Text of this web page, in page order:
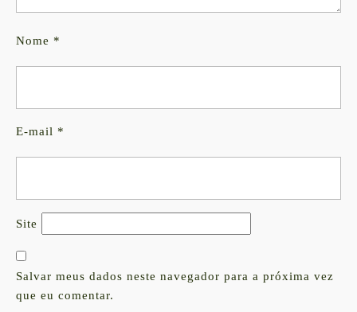
Nome *
E-mail *
Site
Salvar meus dados neste navegador para a próxima vez
que eu comentar.